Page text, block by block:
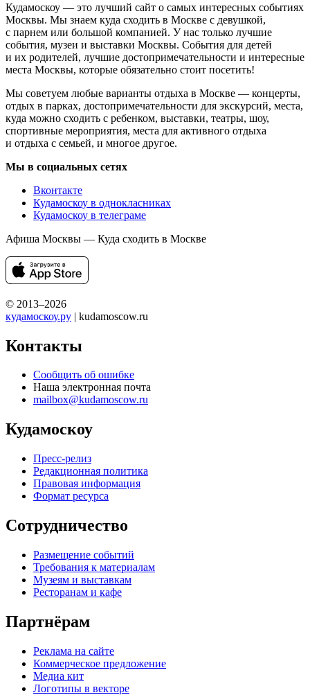
Кудамоскоу — это лучший сайт о самых интересных событиях
Москвы. Мы знаем куда сходить в Москве с девушкой,
с парнем или большой компанией. У нас только лучшие
события, музеи и выставки Москвы. События для детей
и их родителей, лучшие достопримечательности и интересные
места Москвы, которые обязательно стоит посетить!
Мы советуем любые варианты отдыха в Москве — концерты,
отдых в парках, достопримечательности для экскурсий, места,
куда можно сходить с ребенком, выставки, театры, шоу,
спортивные мероприятия, места для активного отдыха
и отдыха с семьей, и многое другое.
Мы в социальных сетях
Вконтакте
Кудамоскоу в однокласниках
Кудамоскоу в телеграме
Афиша Москвы — Куда сходить в Москве
© 2013–2026
кудамоскоу.ру | kudamoscow.ru
Контакты
Сообщить об ошибке
Наша электронная почта
mailbox@kudamoscow.ru
Кудамоскоу
Пресс-релиз
Редакционная политика
Правовая информация
Формат ресурса
Сотрудничество
Размещение событий
Требования к материалам
Музеям и выставкам
Ресторанам и кафе
Партнёрам
Реклама на сайте
Коммерческое предложение
Медиа кит
Логотипы в векторе